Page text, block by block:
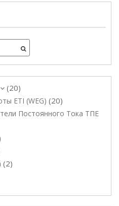
20
ETI (WEG) 20
Постоянного Тока ТПЕ
2